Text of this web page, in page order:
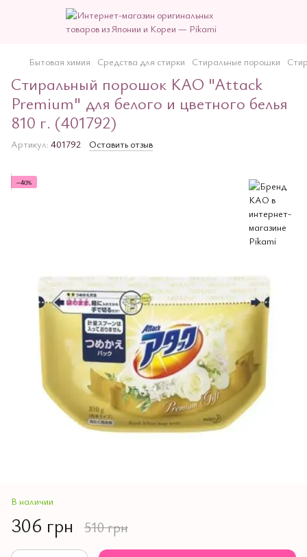
Бытовая химия Средства для стирки Стиральные порошки
Стиральный порошок KAO "Attack
Premium" для белого и цветного белья
810 г. (401792)
Артикул: 401792 Оставить отзыв
−40%
В наличии
306 грн 510 грн